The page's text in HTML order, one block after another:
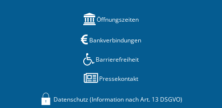
Öffnungszeiten
Bankverbindungen
Barrierefreiheit
Pressekontakt
Datenschutz (Information nach Art. 13 DSGVO)